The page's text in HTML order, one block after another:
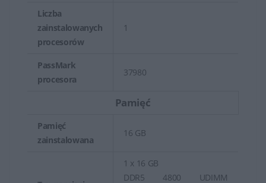
Liczba
zainstalowanych
procesorów
1
PassMark
procesora
37980
Pamięć
Pamięć
zainstalowana
16 GB
1 x 16 GB
DDR5 4800 UDIMM